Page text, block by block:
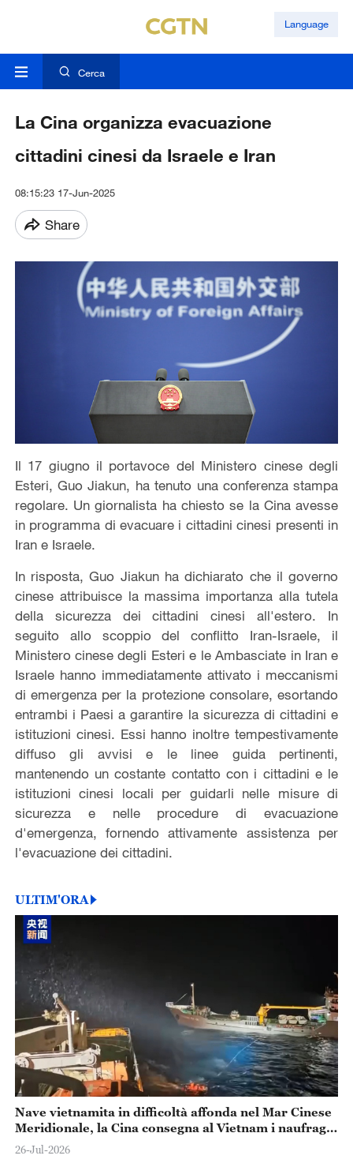
Language
Cerca
La Cina organizza evacuazione
cittadini cinesi da Israele e Iran
08:15:23 17-Jun-2025
Share
Il 17 giugno il portavoce del Ministero cinese degli
Esteri, Guo Jiakun, ha tenuto una conferenza stampa
regolare. Un giornalista ha chiesto se la Cina avesse
in programma di evacuare i cittadini cinesi presenti in
Iran e Israele.
In risposta, Guo Jiakun ha dichiarato che il governo
cinese attribuisce la massima importanza alla tutela
della sicurezza dei cittadini cinesi all'estero. In
seguito allo scoppio del conflitto Iran-Israele, il
Ministero cinese degli Esteri e le Ambasciate in Iran e
Israele hanno immediatamente attivato i meccanismi
di emergenza per la protezione consolare, esortando
entrambi i Paesi a garantire la sicurezza di cittadini e
istituzioni cinesi. Essi hanno inoltre tempestivamente
diffuso gli avvisi e le linee guida pertinenti,
mantenendo un costante contatto con i cittadini e le
istituzioni cinesi locali per guidarli nelle misure di
sicurezza e nelle procedure di evacuazione
d'emergenza, fornendo attivamente assistenza per
l'evacuazione dei cittadini.
ULTIM'ORA
Nave vietnamita in difficoltà affonda nel Mar Cinese
Meridionale, la Cina consegna al Vietnam i naufraghi
soccorsi
26-Jul-2026